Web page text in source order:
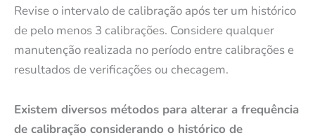
Revise o intervalo de calibração após ter um histórico
de pelo menos 3 calibrações. Considere qualquer
manutenção realizada no período entre calibrações e
resultados de verificações ou checagem.
Existem diversos métodos para alterar a frequência
de calibração considerando o histórico de